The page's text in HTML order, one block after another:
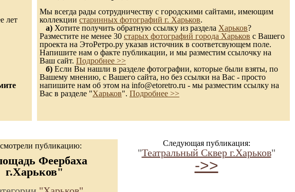
лет
Мы всегда рады сотрудничеству с городскими сайтами, имеющим
коллекции старинных фотографий г. Харьков.
а) Хотите получить обратную ссылку из раздела Харьков?
Разместите не менее 30 старых фотографий города Харьков с Вашего
проекта на ЭтоРетро.ру указав источник в соответсвующем поле.
Напишите нам о факте публикации, и мы разместим ссылочку на
Ваш сайт. Подробнее >>
б) Если Вы нашли в разделе фотографии, которые были взяты, по
Вашему мнению, с Вашего сайта, но без ссылки на Вас - просто
напишите нам об этом на info@etoretro.ru - мы разместим ссылку на
Вас в разделе "Харьков". Подробнее >>
публикацию:
Феербаха
г.Харьков"
Следующая публикация:
"Театральный Сквер г.Харьков"
->>